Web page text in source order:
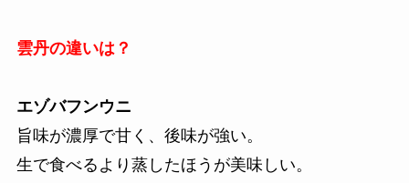
雲丹の違いは？
エゾバフンウニ
旨味が濃厚で甘く、後味が強い。
生で食べるより蒸したほうが美味しい。